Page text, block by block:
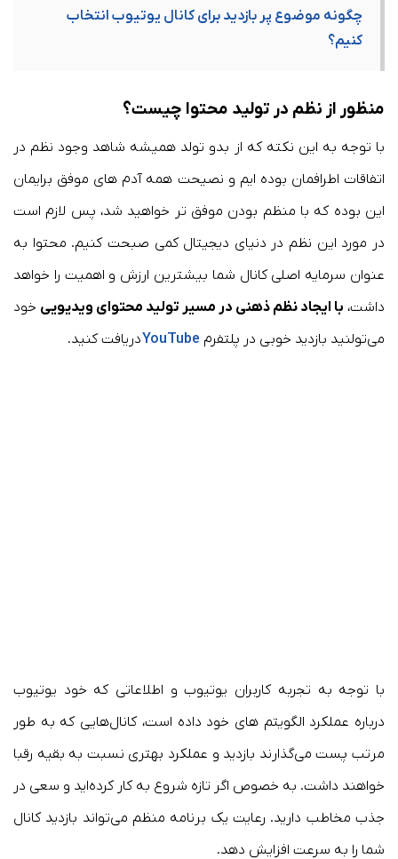
چگونه موضوع پر بازدید برای کانال یوتیوب انتخاب
کنیم؟
منظور از نظم در تولید محتوا چیست؟
با توجه به این نکته که از بدو تولد همیشه شاهد وجود نظم در
اتفاقات اطرافمان بوده ایم و نصیحت همه آدم های موفق برایمان
این بوده که با منظم بودن موفق تر خواهید شد، پس لازم است
در مورد این نظم در دنیای دیجیتال کمی صبحت کنیم. محتوا به
عنوان سرمایه اصلی کانال شما بیشترین ارزش و اهمیت را خواهد
داشت، با ایجاد نظم ذهنی در مسیر تولید محتوای ویدیویی خود
می‌تولنید بازدید خوبی در پلتفرم YouTubeدریافت کنید.
با توجه به تجربه کاربران یوتیوب و اطلاعاتی که خود یوتیوب
درباره عملکرد الگویتم های خود داده است، کانال‌هایی که به طور
مرتب پست می‌گذارند بازدید و عملکرد بهتری نسبت به بقیه رقبا
خواهند داشت. به خصوص اگر تازه شروع به کار کرده‌اید و سعی در
جذب مخاطب دارید. رعایت یک برنامه منظم می‌تواند بازدید کانال
شما را به سرعت افزایش دهد.